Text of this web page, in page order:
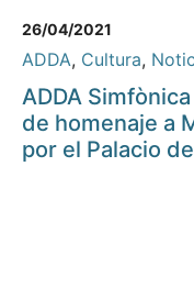
26/04/2021
ADDA, Cultura,
ADDA
de homenaje a
por el Palacio